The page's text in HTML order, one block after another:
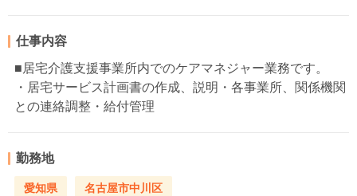
仕事内容
■居宅介護支援事業所内でのケアマネジャー業務です。
・居宅サービス計画書の作成、説明・各事業所、関係機関
との連絡調整・給付管理
勤務地
愛知県 名古屋市中川区